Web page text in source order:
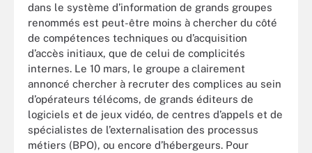
dans le système d’information de grands groupes
renommés est peut-être moins à chercher du côté
de compétences techniques ou d’acquisition
d’accès initiaux, que de celui de complicités
internes. Le 10 mars, le groupe a clairement
annoncé chercher à recruter des complices au sein
d’opérateurs télécoms, de grands éditeurs de
logiciels et de jeux vidéo, de centres d’appels et de
spécialistes de l’externalisation des processus
métiers (BPO), ou encore d’hébergeurs. Pour